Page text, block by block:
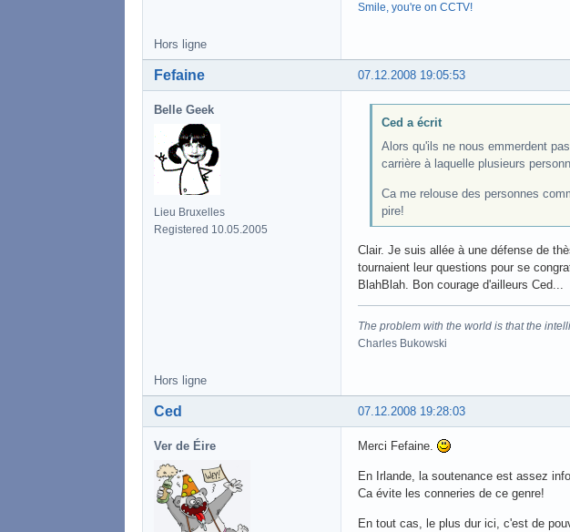
Smile, you're on CCTV!
Hors ligne
07.12.2008 19:05:53
Fefaine
Belle Geek
Lieu Bruxelles
Registered 10.05.2005
Ced a écrit
Alors qu'ils ne nous emmerdent
carrière à laquelle plusieurs
Ca me relouse des personnes
pire!
Clair. Je suis allée à une défense de
tournaient leur questions pour se
BlahBlah. Bon courage d'ailleurs Ced...
The problem with the world is that the
Charles Bukowski
Hors ligne
07.12.2008 19:28:03
Ced
Ver de Éire Merci Fefaine.
En Irlande, la soutenance est assez
Ca évite les conneries de ce genre!
En tout cas, le plus dur ici, c'est de